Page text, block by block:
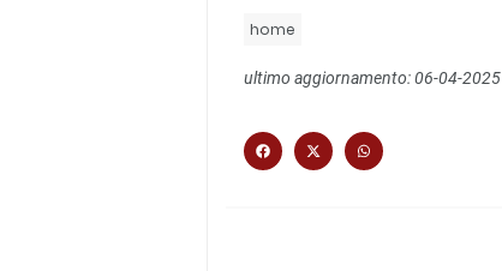
home
ultimo aggiornamento: 06-04-2025